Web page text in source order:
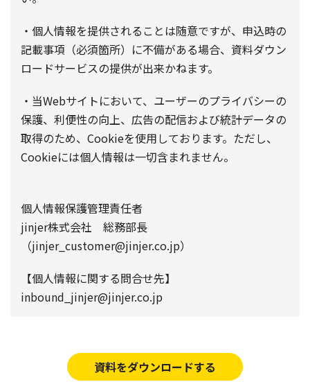
・個人情報を提供されることは随意ですが、申込時の
記載事項（必須箇所）に不備がある場合、資料ダウン
ロードサービスの提供が出来かねます。
・当Webサイトにおいて、ユーザーのプライバシーの
保護、利便性の向上、広告の配信および統計データの
取得のため、Cookieを使用しております。ただし、
Cookieには個人情報は一切含まれません。
個人情報保護管理責任者
jinjer株式会社 総務部長
（jinjer_customer@jinjer.co.jp）
【個人情報に関する問合せ先】
inbound_jinjer@jinjer.co.jp
資料をダウンロードする